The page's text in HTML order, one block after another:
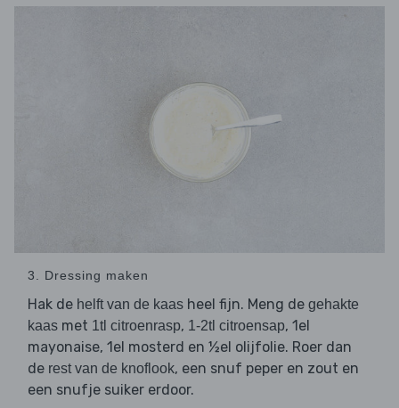
3. Dressing maken
Hak de helft van de kaas heel fijn. Meng de gehakte
kaas met 1tl citroenrasp, 1-2tl citroensap, 1el
mayonaise, 1el mosterd en ½el olijfolie. Roer dan
de rest van de knoflook, een snuf peper en zout en
een snufje suiker erdoor.